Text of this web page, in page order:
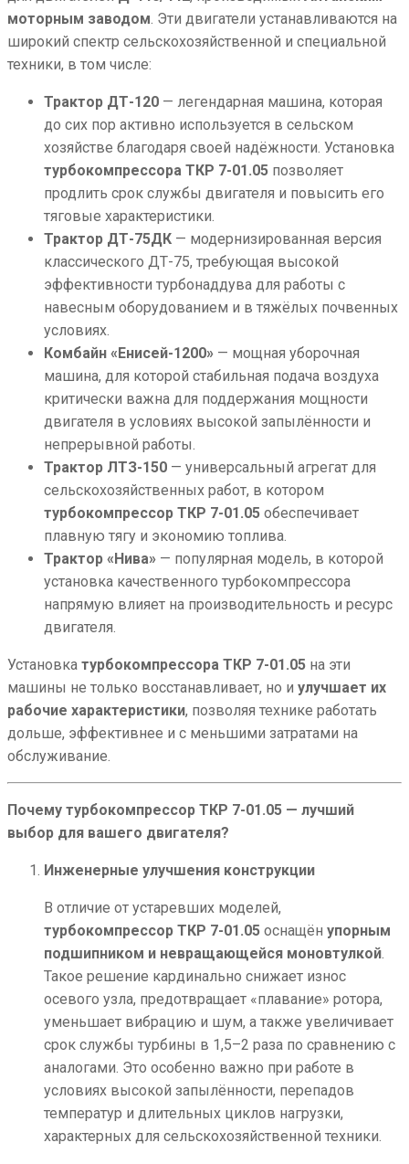
моторным заводом . Эти двигатели устанавливаются на
широкий спектр сельскохозяйственной и специальной
техники, в том числе:
Трактор ДТ-120 — легендарная машина, которая
до сих пор активно используется в сельском
хозяйстве благодаря своей надёжности. Установка
турбокомпрессора ТКР 7-01.05 позволяет
продлить срок службы двигателя и повысить его
тяговые характеристики.
Трактор ДТ-75ДК — модернизированная версия
классического ДТ-75, требующая высокой
эффективности турбонаддува для работы с
навесным оборудованием и в тяжёлых почвенных
условиях.
Комбайн «Енисей-1200» — мощная уборочная
машина, для которой стабильная подача воздуха
критически важна для поддержания мощности
двигателя в условиях высокой запылённости и
непрерывной работы.
Трактор ЛТЗ-150 — универсальный агрегат для
сельскохозяйственных работ, в котором
турбокомпрессор ТКР 7-01.05 обеспечивает
плавную тягу и экономию топлива.
Трактор «Нива» — популярная модель, в которой
установка качественного турбокомпрессора
напрямую влияет на производительность и ресурс
двигателя.
Установка турбокомпрессора ТКР 7-01.05 на эти
машины не только восстанавливает, но и улучшает их
рабочие характеристики, позволяя технике работать
дольше, эффективнее и с меньшими затратами на
обслуживание.
Почему турбокомпрессор ТКР 7-01.05 — лучший
выбор для вашего двигателя?
Инженерные улучшения конструкции
В отличие от устаревших моделей,
турбокомпрессор ТКР 7-01.05 оснащён упорным
подшипником и невращающейся моновтулкой
Такое решение кардинально снижает износ
осевого узла, предотвращает «плавание» ротора,
уменьшает вибрацию и шум, а также увеличивает
срок службы турбины в 1,5–2 раза по сравнению с
аналогами. Это особенно важно при работе в
условиях высокой запылённости, перепадов
температур и длительных циклов нагрузки,
характерных для сельскохозяйственной техники.